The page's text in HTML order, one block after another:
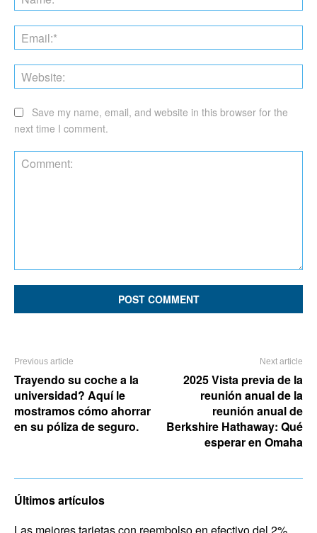
Save my name, email, and website in this browser for the
next time I comment.
Previous article
Trayendo su coche a la
universidad? Aquí le
mostramos cómo ahorrar
en su póliza de seguro.
Next article
2025 Vista previa de la
reunión anual de la
reunión anual de
Berkshire Hathaway: Qué
esperar en Omaha
Últimos artículos
Las mejores tarjetas con reembolso en efectivo del 2%